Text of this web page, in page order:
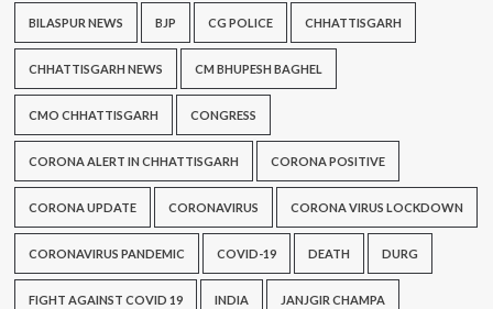
BILASPUR NEWS BJP CG POLICE CHHATTISGARH
CHHATTISGARH NEWS CM BHUPESH BAGHEL
CMO CHHATTISGARH CONGRESS
CORONA ALERT IN CHHATTISGARH CORONA POSITIVE
CORONA UPDATE CORONAVIRUS CORONA VIRUS LOCKDOWN
CORONAVIRUS PANDEMIC COVID-19 DEATH DURG
FIGHT AGAINST COVID 19 INDIA JANJGIR CHAMPA